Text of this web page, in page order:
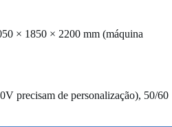
× 1850 × 2200 mm (máquina
precisam de personalização), 50/60